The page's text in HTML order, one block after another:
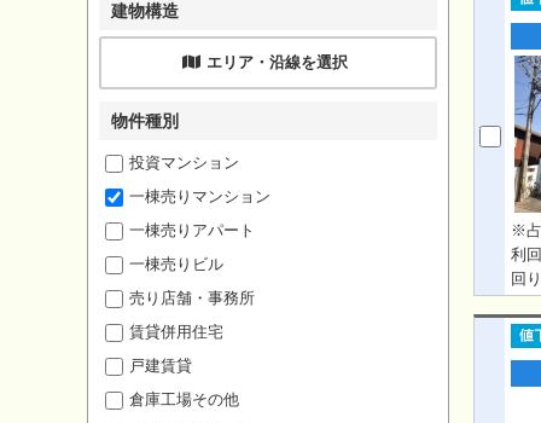
※
利
回
建物構造
エリア・沿線を選択
物件種別
投資マンション
一棟売りマンション
一棟売りアパート
一棟売りビル
売り店舗・事務所
賃貸併用住宅
戸建賃貸
倉庫工場その他